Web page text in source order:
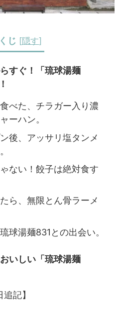
じ [隠す]
すぐ！「琉球湯麺
べた、チラガー入り濃
ーハン。
後、アッサリ塩タンメ
ない！餃子は絶対食す
ら、無限とん骨ラーメ
球湯麺831との出会い。
いしい「琉球湯麺
記】